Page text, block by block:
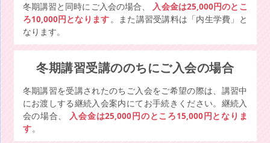
冬期講習と同時にご入会の場合、
入会金は25,000円のとこ
ろ10,000円となります 。また講習受講料は「内生学費」と
なります。
冬期講習受講ののちにご入会の場合
冬期講習を受講されたのちご入会をご希望の際は、講習中
にお渡しする継続入会案内にてお手続きください。継続入
会の場合、
入会金は25,000円のところ15,000円となりま
す。